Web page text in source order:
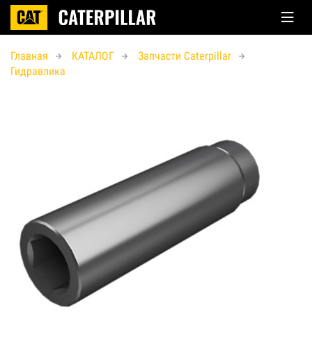
Главная КАТАЛОГ
Запчасти Caterpillar
Гидравлика